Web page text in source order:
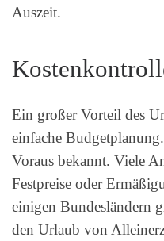
Auszeit.
Ein großer Vorteil des
einfache
Voraus bekannt. Viele
Festpreise oder
einigen Bundesländern
den Urlaub von